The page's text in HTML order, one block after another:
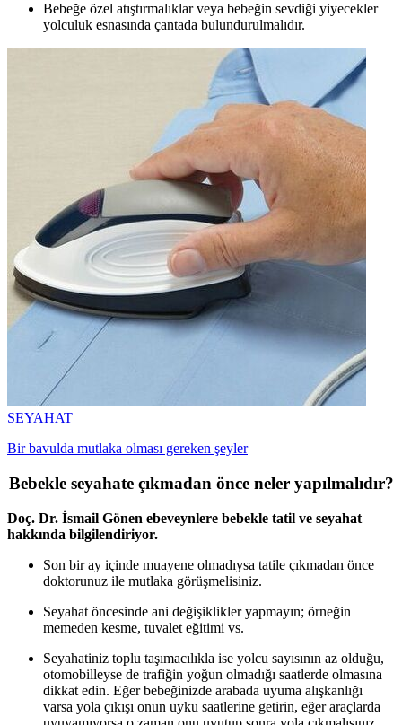
Bebeğe özel atıştırmalıklar veya bebeğin sevdiği yiyecekler
yolculuk esnasında çantada bulundurulmalıdır.
SEYAHAT
Bir bavulda mutlaka olması gereken şeyler
Bebekle seyahate çıkmadan önce neler yapılmalıdır?
Doç. Dr. İsmail Gönen ebeveynlere bebekle tatil ve seyahat
hakkında bilgilendiriyor.
Son bir ay içinde muayene olmadıysa tatile çıkmadan önce
doktorunuz ile mutlaka görüşmelisiniz.
Seyahat öncesinde ani değişiklikler yapmayın; örneğin
memeden kesme, tuvalet eğitimi vs.
Seyahatiniz toplu taşımacılıkla ise yolcu sayısının az olduğu,
otomobilleyse de trafiğin yoğun olmadığı saatlerde olmasına
dikkat edin. Eğer bebeğinizde arabada uyuma alışkanlığı
varsa yola çıkışı onun uyku saatlerine getirin, eğer araçlarda